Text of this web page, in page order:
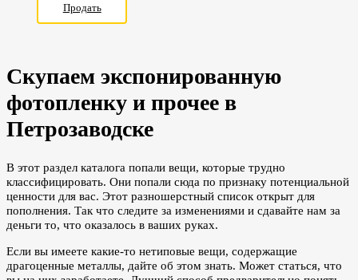
Продать
Скупаем экспонированную
фотопленку и прочее в
Петрозаводске
В этот раздел каталога попали вещи, которые трудно
классифицировать. Они попали сюда по признаку потенциальной
ценности для вас. Этот разношерстный список открыт для
пополнения. Так что следите за изменениями и сдавайте нам за
деньги то, что оказалось в ваших руках.
Если вы имеете какие-то нетиповые вещи, содержащие
драгоценные металлы, дайте об этом знать. Может статься, что